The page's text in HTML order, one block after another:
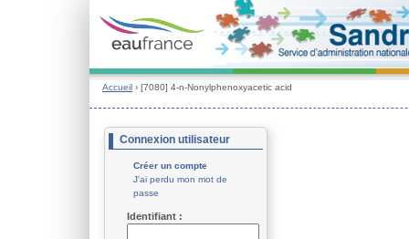
Accueil › [7080] 4-n-Nonylphenoxyacetic acid
Connexion utilisateur
Créer un compte
J'ai perdu mon mot de
passe
Identifiant :